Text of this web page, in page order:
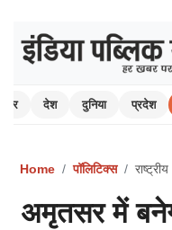
देश दुनिया प्रदेश
Home पॉलिटिक्स राष्ट्रीय
अमृतसर में